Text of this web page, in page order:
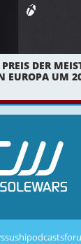
DER
EUROPA UM
sushipodcasts